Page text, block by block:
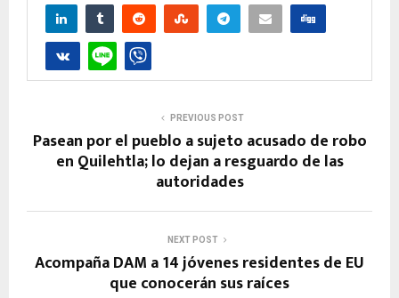
PREVIOUS POST
Pasean por el pueblo a sujeto acusado de robo
en Quilehtla; lo dejan a resguardo de las
autoridades
NEXT POST
Acompaña DAM a 14 jóvenes residentes de EU
que conocerán sus raíces